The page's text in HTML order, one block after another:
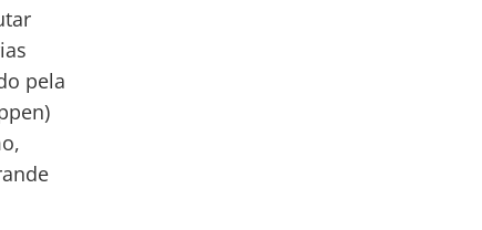
pela